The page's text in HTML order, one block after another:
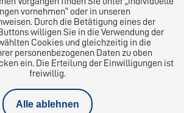
vornehmen“ oder in unseren
Durch die Betätigung eines der
willigen Sie in die Verwendung der
Cookies und gleichzeitig in die
personenbezogenen Daten zu oben
ein. Die Erteilung der Einwilligungen ist
freiwillig.
Alle ablehnen